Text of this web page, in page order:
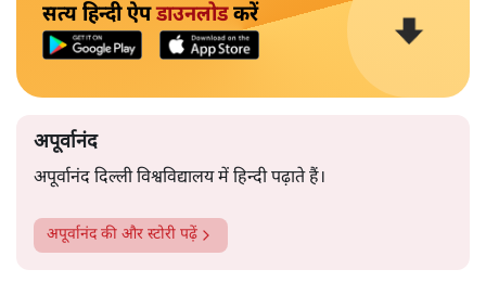
सत्य हिन्दी ऐपडाउनलोडकरें
अपूर्वानंद
अपूर्वानंद दिल्ली विश्वविद्यालय में हिन्दी पढ़ाते हैं।
अपूर्वानंदकी और स्टोरी पढ़ें